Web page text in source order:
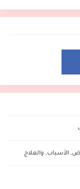
الأسباب, والعلاج